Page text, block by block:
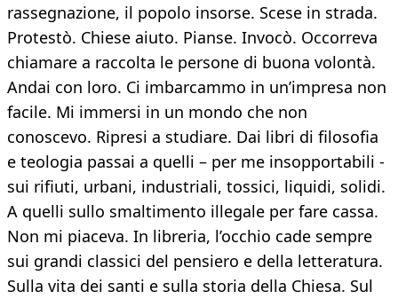
rassegnazione, il popolo insorse. Scese in strada.
Protestò. Chiese aiuto. Pianse. Invocò. Occorreva
chiamare a raccolta le persone di buona volontà.
Andai con loro. Ci imbarcammo in un’impresa non
facile. Mi immersi in un mondo che non
conoscevo. Ripresi a studiare. Dai libri di filosofia
e teologia passai a quelli – per me insopportabili -
sui rifiuti, urbani, industriali, tossici, liquidi, solidi.
A quelli sullo smaltimento illegale per fare cassa.
Non mi piaceva. In libreria, l’occhio cade sempre
sui grandi classici del pensiero e della letteratura.
Sulla vita dei santi e sulla storia della Chiesa. Sul